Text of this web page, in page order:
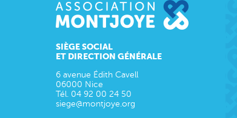
SIÈGE SOCIAL
ET DIRECTION GÉNÉRALE
6 avenue Édith Cavell
06000 Nice
Tél. 04 92 00 24 50
siege@montjoye.org